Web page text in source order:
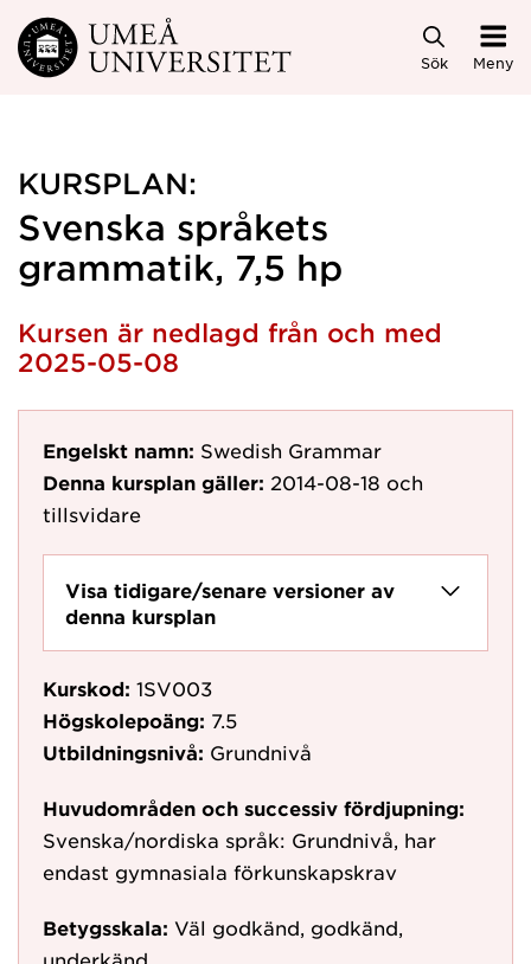
Hoppa direkt till innehållet
Sök Meny
KURSPLAN:
Svenska språkets
grammatik, 7,5 hp
Kursen är nedlagd från och med
2025-05-08
Engelskt namn: Swedish Grammar
Denna kursplan gäller: 2014-08-18 och
tillsvidare
Visa tidigare/senare versioner av
denna kursplan
Kurskod: 1SV003
Högskolepoäng: 7.5
Utbildningsnivå: Grundnivå
Huvudområden och successiv fördjupning:
Svenska/nordiska språk: Grundnivå, har
endast gymnasiala förkunskapskrav
Betygsskala: Väl godkänd, godkänd,
underkänd